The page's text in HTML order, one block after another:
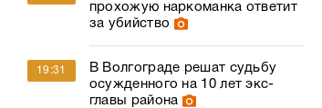
прохожую наркоманка ответит
за убийство
19:31
В Волгограде решат судьбу
осужденного на 10 лет экс-
главы района